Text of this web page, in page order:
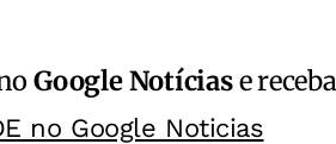
Google Notíciase
no Google Noticias